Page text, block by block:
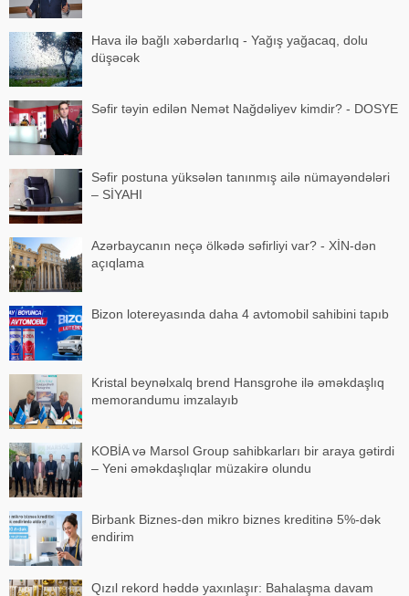
Hava ilə bağlı xəbərdarlıq - Yağış yağacaq, dolu
düşəcək
Səfir təyin edilən Nemət Nağdəliyev kimdir? - DOSYE
Səfir postuna yüksələn tanınmış ailə nümayəndələri
– SİYAHI
Azərbaycanın neçə ölkədə səfirliyi var? - XİN-dən
açıqlama
Bizon lotereyasında daha 4 avtomobil sahibini tapıb
Kristal beynəlxalq brend Hansgrohe ilə əməkdaşlıq
memorandumu imzalayıb
KOBİA və Marsol Group sahibkarları bir araya gətirdi
– Yeni əməkdaşlıqlar müzakirə olundu
Birbank Biznes-dən mikro biznes kreditinə 5%-dək
endirim
Qızıl rekord həddə yaxınlaşır: Bahalaşma davam